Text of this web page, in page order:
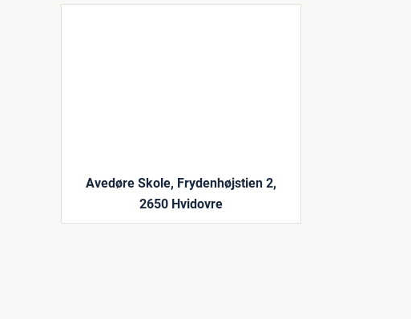
Avedøre Skole, Frydenhøjstien 2,
2650 Hvidovre